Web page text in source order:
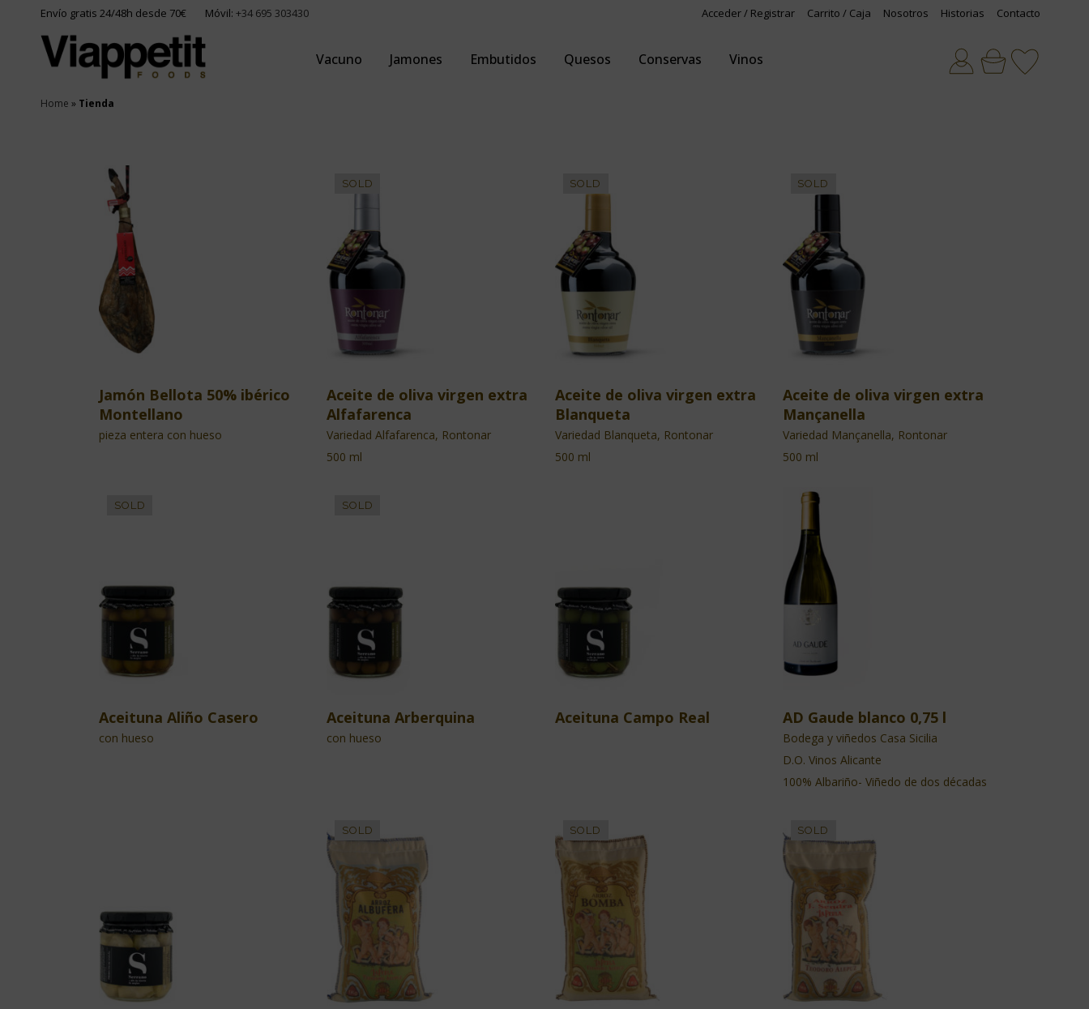
Envío gratis 24/48h desde 70€ Móvil: +34 695 303430 Acceder / Registrar Carrito / Caja Nosotros Historias Contacto
Vacuno Jamones Embutidos Quesos Conservas Vinos
Home » Tienda
Jamón Bellota 50% ibérico
Montellano
pieza entera con hueso
Aceite de oliva virgen extra
Alfafarenca
Variedad Alfafarenca, Rontonar
500 ml
Aceite de oliva virgen extra
Blanqueta
Variedad Blanqueta, Rontonar
500 ml
Aceite de oliva virgen extra
Mançanella
Variedad Mançanella, Rontonar
500 ml
Aceituna Aliño Casero
con hueso
Aceituna Arberquina
con hueso
Aceituna Campo Real AD Gaude blanco 0,75 l
Bodega y viñedos Casa Sicilia
D.O. Vinos Alicante
100% Albariño- Viñedo de dos décadas